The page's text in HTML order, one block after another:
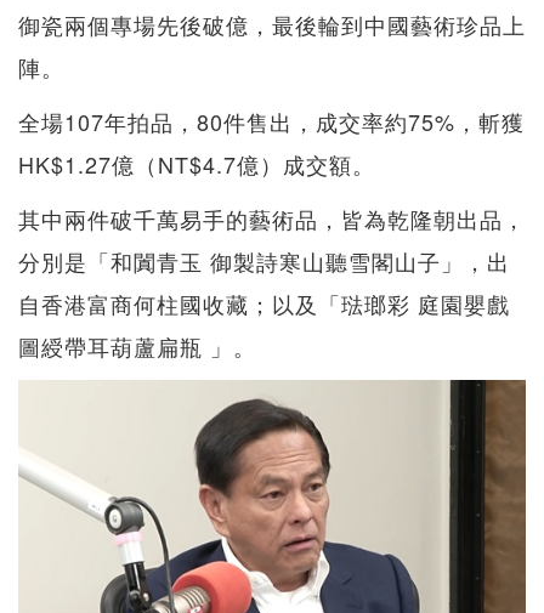
御瓷兩個專場先後破億，最後輪到中國藝術珍品上
陣。
全場107年拍品，80件售出，成交率約75%，斬獲
HK$1.27億（NT$4.7億）成交額。
其中兩件破千萬易手的藝術品，皆為乾隆朝出品，
分別是「和闐青玉 御製詩寒山聽雪閣山子」，出
自香港富商何柱國收藏；以及「琺瑯彩 庭園嬰戲
圖綬帶耳葫蘆扁瓶 」。